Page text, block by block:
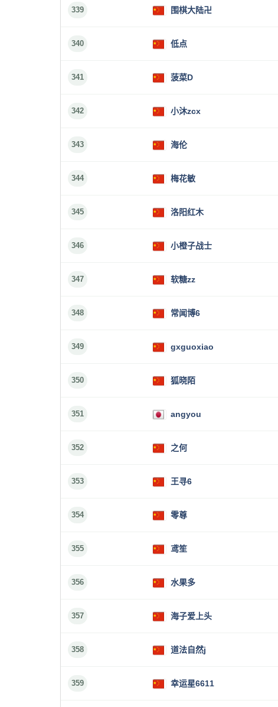
339 围棋大陆卍
340 低点
341 菠菜D
342 小沐zcx
343 海伦
344 梅花敏
345 洛阳红木
346 小橙子战士
347 软糖zz
348 常闻博6
349 gxguoxiao
350 狐晓陌
351 angyou
352 之何
353 王寻6
354 零尊
355 鸢笙
356 水果多
357 海子爱上头
358 道法自然j
359 幸运星6611